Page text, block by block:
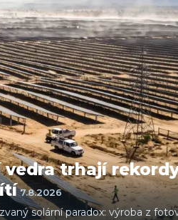
trhají
7.8.2026
solární paradox: výroba z